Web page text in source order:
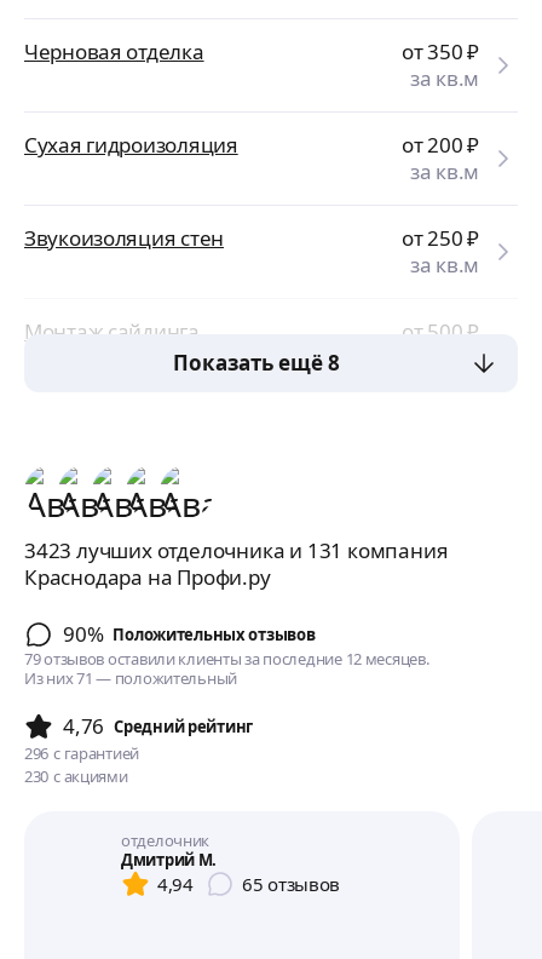
Черновая отделка от 350₽
за кв.м
Сухая гидроизоляция от 200₽
за кв.м
Звукоизоляция стен от 250₽
за кв.м
Монтаж сайдинга от 500₽
за кв.м
Показать ещё 8
3423 лучших отделочника и 131 компания
Краснодара на Профи.ру
90% Положительных отзывов
79 отзывов оставили клиенты за последние 12 месяцев.
Из них 71 — положительный
4,76 Cредний рейтинг
296 с гарантией
230 с акциями
отделочник
Дмитрий М.
4,94 65 отзывов